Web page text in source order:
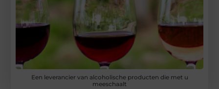
Een leverancier van alcoholische producten die met u
meeschaalt